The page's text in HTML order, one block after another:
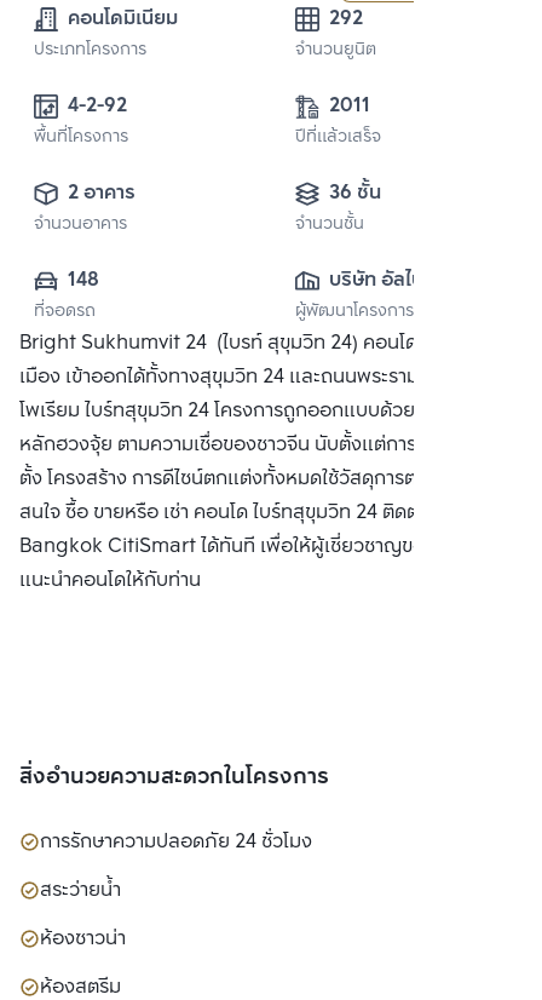
คอนโดมิเนียม
ประเภทโครงการ
292
จำนวนยูนิต
4-2-92
พื้นที่โครงการ
2011
ปีที่แล้วเสร็จ
2 อาคาร
จำนวนอาคาร
36 ชั้น
จำนวนชั้น
148
ที่จอดรถ
บริษัท อัลไบร์ท โฮ
ลดิ้งส์ จำกัด
ผู้พัฒนาโครงการ
Bright Sukhumvit 24 (ไบรท์ สุขุมวิท 24) คอนโดหรูใจกลาง
เมือง เข้าออกได้ทั้งทางสุขุมวิท 24 และถนนพระราม 4 ใกล้ ดิ เอ็ม
โพเรียม ไบร์ทสุขุมวิท 24 โครงการถูกออกแบบด้วยพื้นฐานตาม
หลักฮวงจุ้ย ตามความเชื่อของชาวจีน นับตั้งแต่การเลือกทำเลที่
ตั้ง โครงสร้าง การดีไซน์ตกแต่งทั้งหมดใช้วัสดุการตกแต่งอย่างดี
สนใจ ซื้อ ขายหรือ เช่า คอนโด ไบร์ทสุขุมวิท 24 ติดต่อหาเรา
Bangkok CitiSmart ได้ทันที เพื่อให้ผู้เชี่ยวชาญของเราได้
แนะนำคอนโดให้กับท่าน
สิ่งอำนวยความสะดวกในโครงการ
การรักษาความปลอดภัย 24 ชั่วโมง
สระว่ายน้ำ
ห้องซาวน่า
ห้องสตรีม